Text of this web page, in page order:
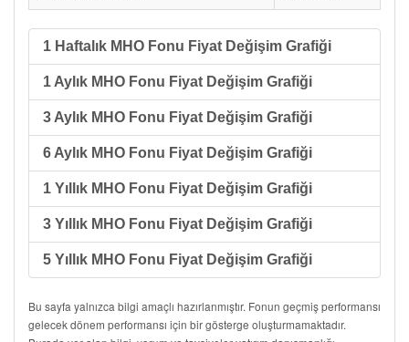
1 Haftalık MHO Fonu Fiyat Değişim Grafiği
1 Aylık MHO Fonu Fiyat Değişim Grafiği
3 Aylık MHO Fonu Fiyat Değişim Grafiği
6 Aylık MHO Fonu Fiyat Değişim Grafiği
1 Yıllık MHO Fonu Fiyat Değişim Grafiği
3 Yıllık MHO Fonu Fiyat Değişim Grafiği
5 Yıllık MHO Fonu Fiyat Değişim Grafiği
Bu sayfa yalnızca bilgi amaçlı hazırlanmıştır. Fonun geçmiş performansı
gelecek dönem performansı için bir gösterge oluşturmamaktadır.